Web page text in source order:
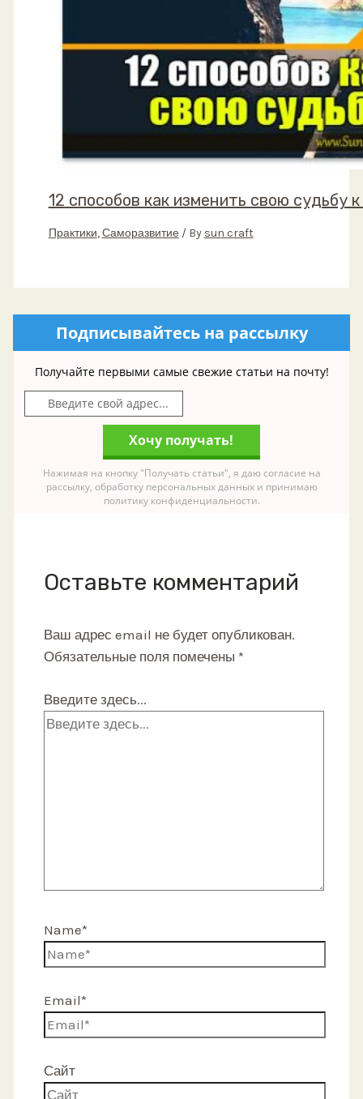
12 способов как изменить свою судьбу
Практики,Саморазвитие / By sun craft
Подписывайтесь на рассылку
Получайте первыми самые свежие статьи на почту!
Нажимая на кнопку "Получать статьи", я даю согласие на
рассылку, обработку персональных данных и принимаю
политику конфиденциальности.
Оставьте комментарий
Ваш адрес email не будет опубликован.
Обязательные поля помечены *
Введите здесь...
Name*
Email*
Сайт